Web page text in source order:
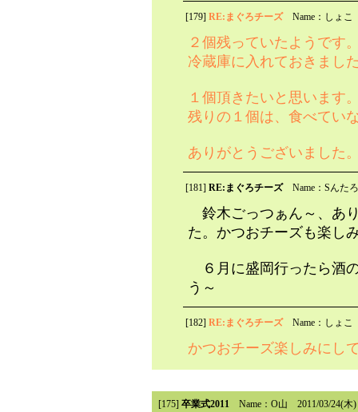
[179] RE:まぐろチーズName：しょこ
２個残っていたようです
冷蔵庫に入れておきまし
１個頂きたいと思います
残りの１個は、食べてい
ありがとうございました
[181] RE:まぐろチーズName：Sんたろ
鈴木ごっつぁん～、あ
た。かつおチーズも楽し
６月に盛岡行ったら酒
う～
[182] RE:まぐろチーズName：しょこ
かつおチーズ楽しみにし
[175] 卒業式2011 Name：O山 2011/03/24(